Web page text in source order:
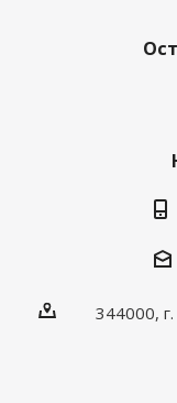
344000,